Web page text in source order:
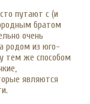
путают с (и
братом
очень
родом из юго-
тем же способом
являются